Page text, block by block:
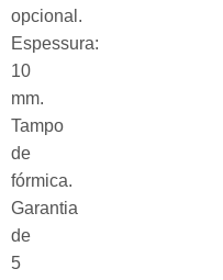
opcional.
Espessura:
10
mm.
Tampo
de
fórmica.
Garantia
de
5